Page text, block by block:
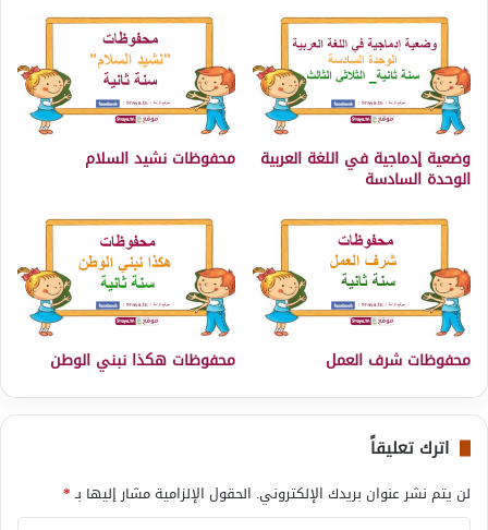
وضعية إدماجية في اللغة العربية
الوحدة السادسة
محفوظات نشيد السلام
محفوظات شرف العمل محفوظات هكذا نبني الوطن
اترك تعليقاً
لن يتم نشر عنوان بريدك الإلكتروني. الحقول الإلزامية مشار إليها بـ*